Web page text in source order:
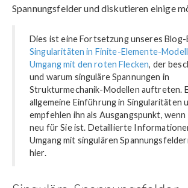
Spannungsfelder und diskutieren einige
Dies ist eine Fortsetzung unseres
Singularitäten in Finite-Elemente-
Umgang mit den roten Flecken, der
und warum singuläre Spannungen in
Strukturmechanik-Modellen auftreten.
allgemeine Einführung in Singularitäten
empfehlen ihn als Ausgangspunkt, wenn
neu für Sie ist. Detaillierte
Umgang mit singulären
hier.